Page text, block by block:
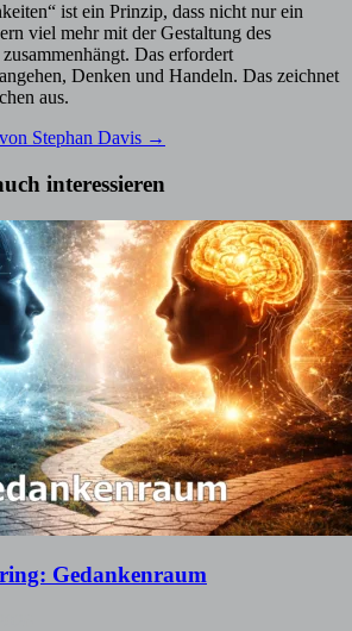
ist ein Prinzip, dass nicht nur ein
viel mehr mit der Gestaltung des
Das erfordert
Denken und Handeln. Das zeichnet
aus.
Stephan Davis →
interessieren
Gedankenraum